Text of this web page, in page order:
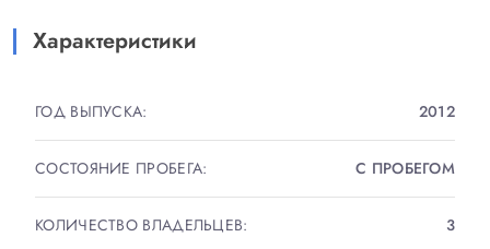
МЕСТО ОСМОТРА - ХАСАНСКАЯ УЛ., ДОМ 5!
Характеристики
ГОД ВЫПУСКА: 2012
СОСТОЯНИЕ ПРОБЕГА: С ПРОБЕГОМ
КОЛИЧЕСТВО ВЛАДЕЛЬЦЕВ: 3